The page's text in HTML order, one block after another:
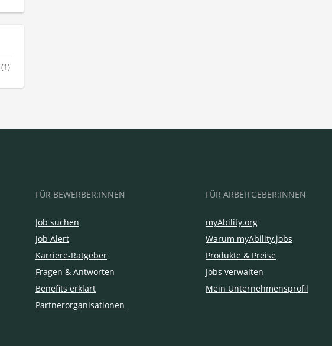
(1)
FÜR BEWERBER:INNEN
Job suchen
Job Alert
Karriere-Ratgeber
Fragen & Antworten
Benefits erklärt
Partnerorganisationen
FÜR ARBEITGEBER:INNEN
myAbility.org
Warum myAbility.jobs
Produkte & Preise
Jobs verwalten
Mein Unternehmensprofil